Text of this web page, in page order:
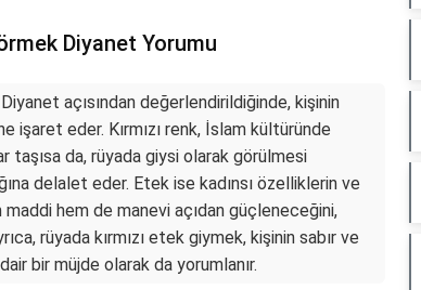
Diyanet Yorumu
Diyanet açısından değerlendirildiğinde, kişinin
işaret eder. Kırmızı renk, İslam kültüründe
taşısa da, rüyada giysi olarak görülmesi
delalet eder. Etek ise kadınsı özelliklerin ve
hem de manevi açıdan güçleneceğini,
rüyada kırmızı etek giymek, kişinin sabır ve
bir müjde olarak da yorumlanır.